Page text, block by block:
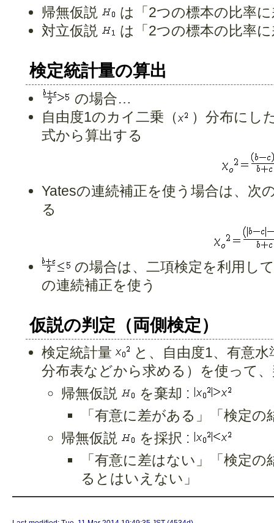
帰無仮説
は「2つの標本の比率
対立仮説
は「2つの標本の比率
検定統計量の算出
の場合…
自由度1のカイ二乗（
）分布にし
式から算出する
Yatesの連続補正を使う場合は、次
る
の場合は、二項検定を利用し
の連続補正を使う
仮説の判定（両側検定）
検定統計量
と、自由度1、有意
分布表などから求める）を使って
帰無仮説
を棄却 :
「有意に差がある」「検定
帰無仮説
を採択 :
「有意に差はない」「検定
るとはいえない」